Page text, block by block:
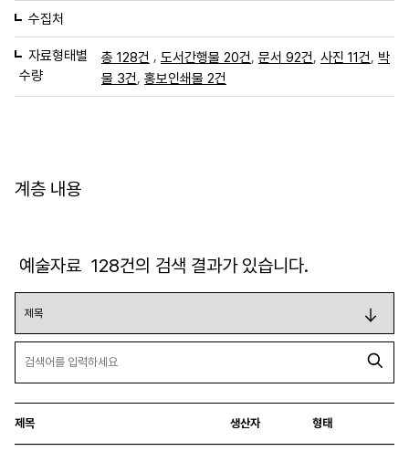
수집처
자료형태별
수량
총 128건 , 도서간행물 20건 문서 92건 사진 11건
박
물 3건, 홍보인쇄물 2건
계층 내용
예술자료 128건의 검색 결과가 있습니다.
제목 생산자 형태